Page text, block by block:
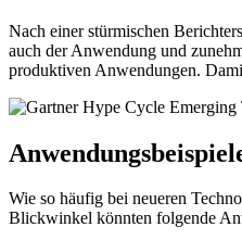
Nach einer stürmischen
auch der Anwendung und
produktiven Anwendungen.
Wie so häufig bei neueren
Blickwinkel könnten folgende